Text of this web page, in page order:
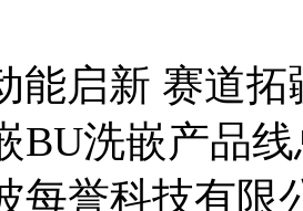
能启新 赛道
BU洗嵌产品
每誉科技有限